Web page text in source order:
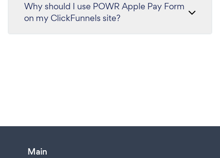
Why should I use POWR Apple Pay Form
on my ClickFunnels site?
Main